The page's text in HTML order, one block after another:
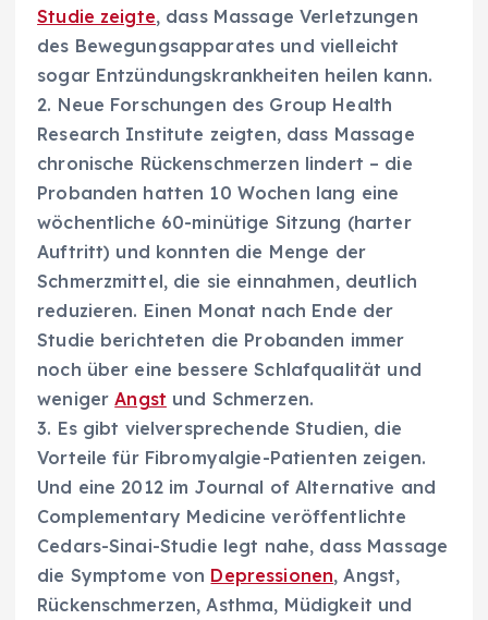
Studie zeigte, dass Massage Verletzungen
des Bewegungsapparates und vielleicht
sogar Entzündungskrankheiten heilen kann.
2. Neue Forschungen des Group Health
Research Institute zeigten, dass Massage
chronische Rückenschmerzen lindert – die
Probanden hatten 10 Wochen lang eine
wöchentliche 60-minütige Sitzung (harter
Auftritt) und konnten die Menge der
Schmerzmittel, die sie einnahmen, deutlich
reduzieren. Einen Monat nach Ende der
Studie berichteten die Probanden immer
noch über eine bessere Schlafqualität und
wenigerAngst und Schmerzen.
3. Es gibt vielversprechende Studien, die
Vorteile für Fibromyalgie-Patienten zeigen.
Und eine 2012 im Journal of Alternative and
Complementary Medicine veröffentlichte
Cedars-Sinai-Studie legt nahe, dass Massage
die Symptome von Depressionen, Angst,
Rückenschmerzen, Asthma, Müdigkeit und